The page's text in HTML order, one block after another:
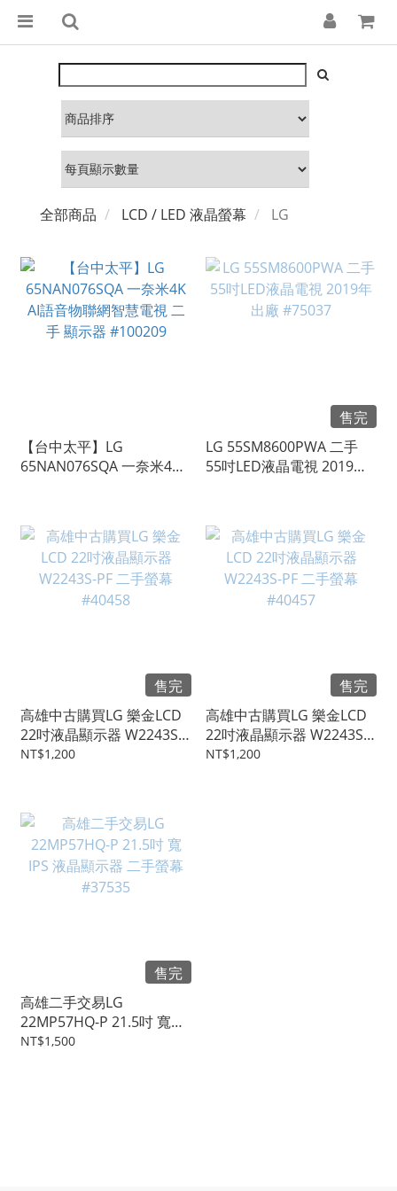
全部商品 LCD / LED 液晶螢幕 LG
【台中太平】LG
65NAN076SQA 一奈米4K
售完
LG 55SM8600PWA 二手
55吋LED液晶電視 2019年
售完
高雄中古購買LG 樂金LCD
22吋液晶顯示器 W2243S-
PF 二手螢幕 #40458
NT$1,200
售完
高雄中古購買LG 樂金LCD
22吋液晶顯示器 W2243S-
PF 二手螢幕 #40457
NT$1,200
售完
高雄二手交易LG
22MP57HQ-P 21.5吋 寬
IPS 液晶顯示器 二手螢幕
NT$1,500